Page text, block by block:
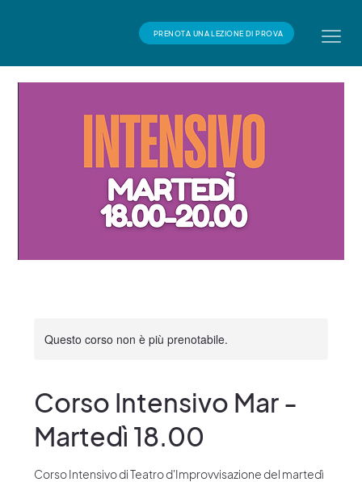
PRENOTA UNA LEZIONE DI PROVA
Questo corso non è più prenotabile.
Corso Intensivo Mar -
Martedì 18.00
Corso Intensivo di Teatro d'Improvvisazione del martedì